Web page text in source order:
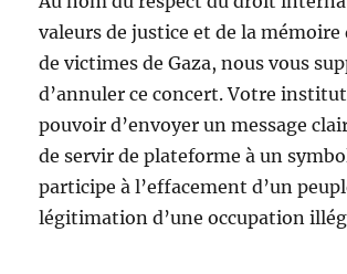
valeurs de justice et de la
de victimes de Gaza, nous vous
d’annuler ce concert. Votre
pouvoir d’envoyer un message
de servir de plateforme à un
participe à l’effacement d’un
légitimation d’une occupation